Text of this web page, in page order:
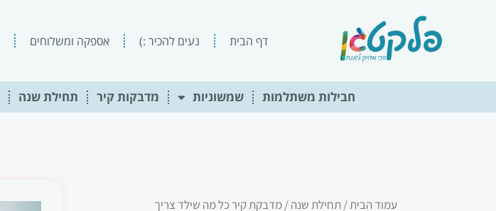
דף הבית נעים להכיר :) אספקה ומשלוחים
חבילות משתלמות שמשוניות מדבקות קיר תחילת שנה
עמוד הבית/ תחילת שנה/ מדבקת קיר כל מה שילד צריך